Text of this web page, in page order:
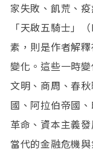
家失敗、飢荒、
「天啟五騎士」
素，則是作者解
變化。這些一時
文明、商周、春
國、阿拉伯帝國
革命、資本主義
當代的金融危機